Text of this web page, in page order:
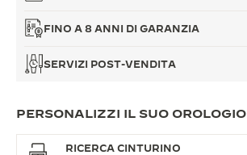
FINO A 8 ANNI DI GARANZIA
SERVIZI POST-VENDITA
PERSONALIZZI IL SUO OROLOGIO
RICERCA CINTURINO